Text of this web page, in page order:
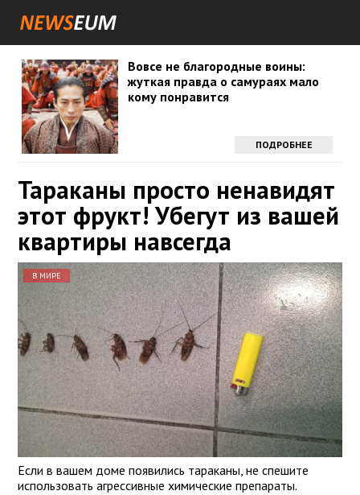
Вовсе не благородные воины:
жуткая правда о самураях мало
кому понравится
ПОДРОБНЕЕ
Тараканы просто ненавидят
этот фрукт! Убегут из вашей
квартиры навсегда
В МИРЕ
Если в вашем доме появились тараканы, не спешите
использовать агрессивные химические препараты.